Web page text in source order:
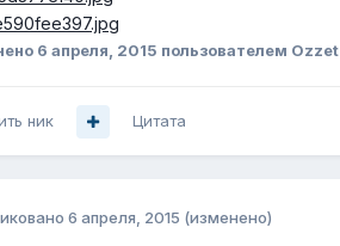
6 апреля, 2015 пользователем Ozzet
ник Цитата
6 апреля, 2015 (изменено)